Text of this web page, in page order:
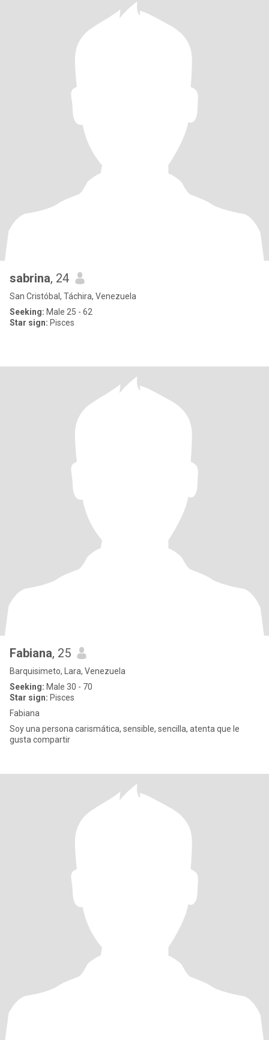
sabrina, 24
San Cristóbal, Táchira, Venezuela
Seeking: Male 25 - 62
Star sign: Pisces
Fabiana, 25
Barquisimeto, Lara, Venezuela
Seeking: Male 30 - 70
Star sign: Pisces
Fabiana
Soy una persona carismática, sensible, sencilla, atenta que le
gusta compartir